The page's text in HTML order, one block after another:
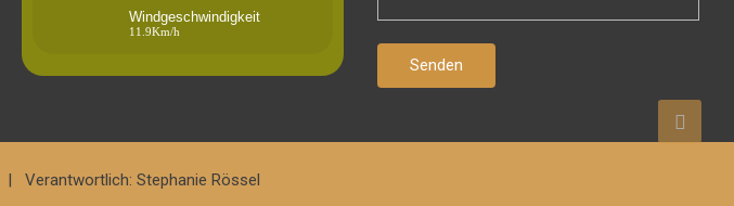
Windgeschwindigkeit
11.9Km/h
Verantwortlich: Stephanie Rössel